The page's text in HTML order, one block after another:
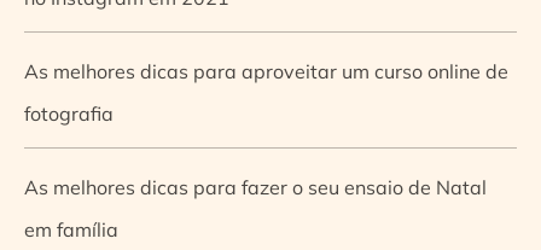
As melhores dicas para aproveitar um curso online de
fotografia
As melhores dicas para fazer o seu ensaio de Natal
em família